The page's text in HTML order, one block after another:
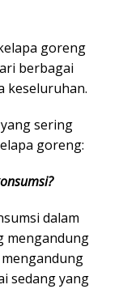
goreng
berbagai
keseluruhan.
sering
goreng:
dalam
mengandung
sedang yang